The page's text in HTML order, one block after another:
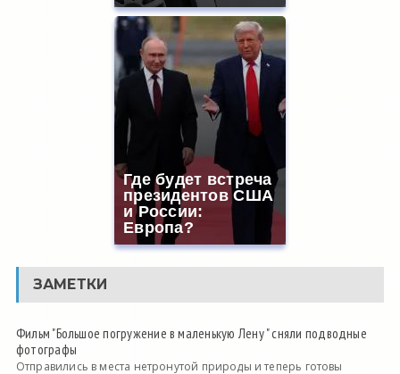
Где будет встреча
президентов США
и России:
Европа?
ЗАМЕТКИ
Фильм "Большое погружение в маленькую Лену " сняли подводные
фотографы
Отправились в места нетронутой природы и теперь готовы